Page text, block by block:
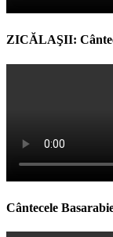
ZICĂLAŞII:
Cântecele